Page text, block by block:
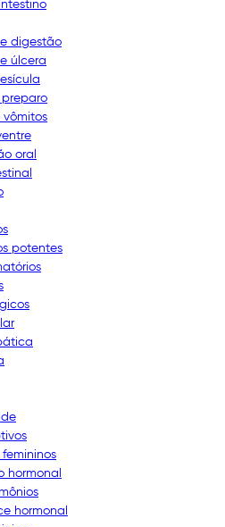
digestão
úlcera
preparo
vômitos
oral
potentes
femininos
hormonal
hormonal